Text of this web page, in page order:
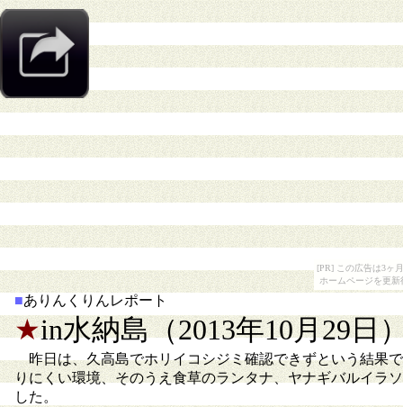
[PR] この広告は3ヶ
ホームページを更
■ありんくりんレポート
★in水納島（2013年10月29日
昨日は、久高島でホリイコシジミ確認できずという結果
りにくい環境、そのうえ食草のランタナ、ヤナギバルイラ
した。